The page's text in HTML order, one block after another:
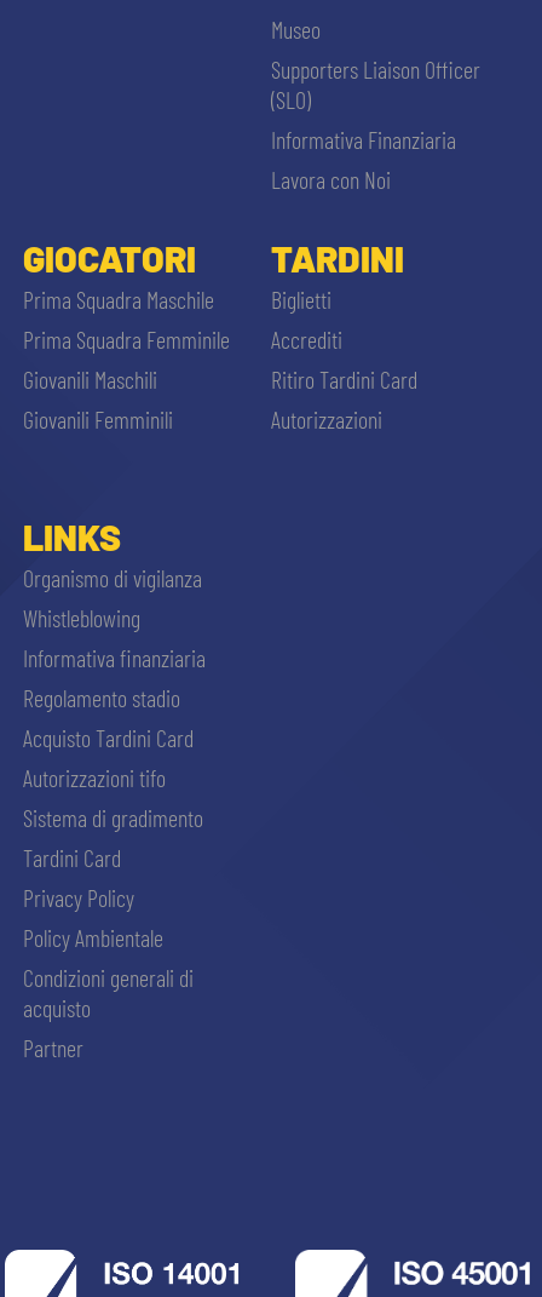
Museo
Supporters Liaison Officer
(SLO)
Informativa Finanziaria
Lavora con Noi
GIOCATORI
Prima Squadra Maschile
Prima Squadra Femminile
Giovanili Maschili
Giovanili Femminili
TARDINI
Biglietti
Accrediti
Ritiro Tardini Card
Autorizzazioni
LINKS
Organismo di vigilanza
Whistleblowing
Informativa finanziaria
Regolamento stadio
Acquisto Tardini Card
Autorizzazioni tifo
Sistema di gradimento
Tardini Card
Privacy Policy
Policy Ambientale
Condizioni generali di
acquisto
Partner